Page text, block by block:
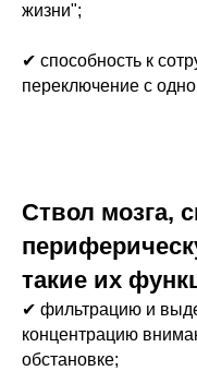
жизни";
✔ способность к
переключение с
Ствол мозга,
такие их
✔ фильтрацию и
концентрацию
обстановке;